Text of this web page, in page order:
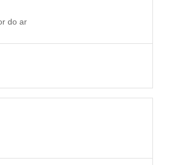
do ar